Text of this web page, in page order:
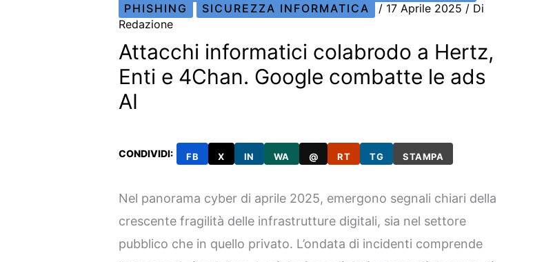
PHISHING
SICUREZZA INFORMATICA / 17 Aprile 2025 / Di
Redazione
Attacchi informatici colabrodo a Hertz,
Enti e 4Chan. Google combatte le ads
AI
CONDIVIDI: FB X IN WA @ RT TG STAMPA
Nel panorama cyber di aprile 2025, emergono segnali chiari della
crescente fragilità delle infrastrutture digitali, sia nel settore
pubblico che in quello privato. L’ondata di incidenti comprende